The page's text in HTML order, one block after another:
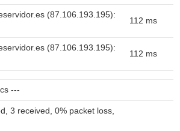
(87.106.193.195):
112 ms
(87.106.193.195):
112 ms
---
3 received, 0% packet loss,